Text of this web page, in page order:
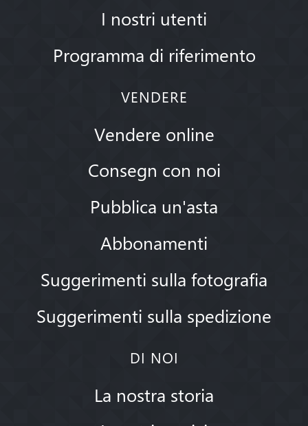
I nostri utenti
Programma di riferimento
VENDERE
Vendere online
Consegn con noi
Pubblica un'asta
Abbonamenti
Suggerimenti sulla fotografia
Suggerimenti sulla spedizione
DI NOI
La nostra storia